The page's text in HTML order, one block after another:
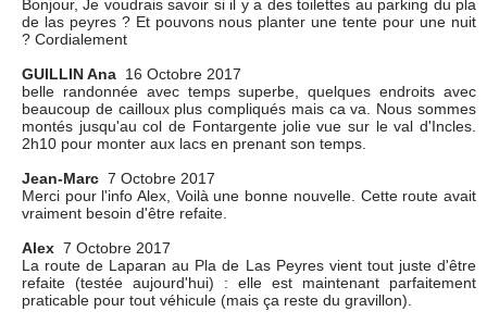
Bonjour, Je voudrais savoir si il y a des toilettes au parking du pla
de las peyres ? Et pouvons nous planter une tente pour une nuit
? Cordialement
GUILLIN Ana 16 Octobre 2017
belle randonnée avec temps superbe, quelques endroits avec
beaucoup de cailloux plus compliqués mais ca va. Nous sommes
montés jusqu'au col de Fontargente jolie vue sur le val d'Incles.
2h10 pour monter aux lacs en prenant son temps.
Jean-Marc 7 Octobre 2017
Merci pour l'info Alex, Voilà une bonne nouvelle. Cette route avait
vraiment besoin d'être refaite.
Alex 7 Octobre 2017
La route de Laparan au Pla de Las Peyres vient tout juste d'être
refaite (testée aujourd'hui) : elle est maintenant parfaitement
praticable pour tout véhicule (mais ça reste du gravillon).